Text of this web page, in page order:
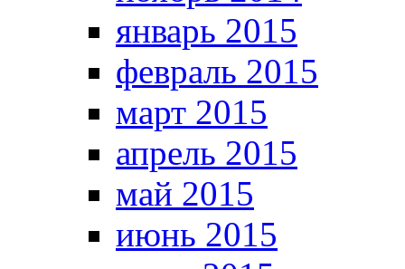
январь 2015
февраль 2015
март 2015
апрель 2015
май 2015
июнь 2015